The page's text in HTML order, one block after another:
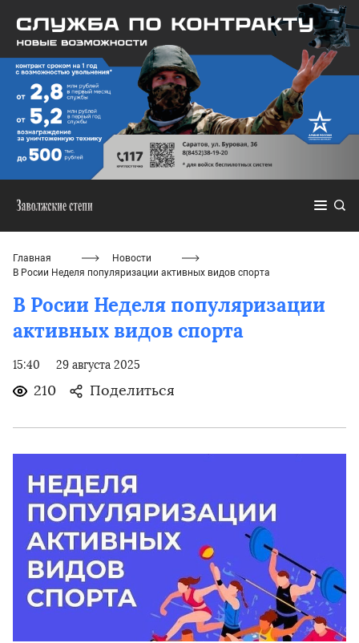
Главная
Новости
В Росии Неделя популяризации активных видов спорта
В Росии Неделя популяризации
активных видов спорта
15:40 29 августа 2025
210 Поделиться